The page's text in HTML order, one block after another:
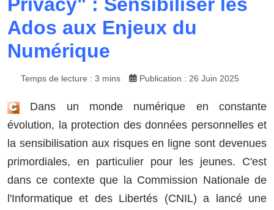
Privacy" : Sensibiliser les
Ados aux Enjeux du
Numérique
Temps de lecture : 3 mins Publication : 26 Juin 2025
Dans un monde numérique en constante
évolution, la protection des données personnelles et
la sensibilisation aux risques en ligne sont devenues
primordiales, en particulier pour les jeunes. C'est
dans ce contexte que la Commission Nationale de
l'Informatique et des Libertés (CNIL) a lancé une